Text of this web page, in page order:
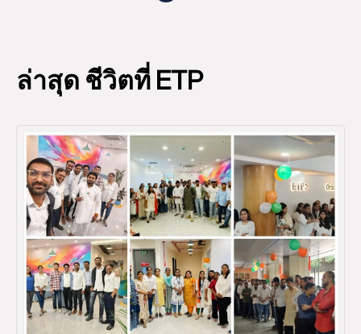
ล่าสุด ชีวิตที่ ETP